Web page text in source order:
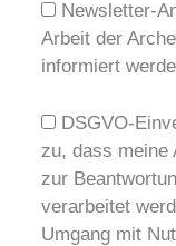
Newsletter-
Arbeit der
informiert
DSGVO-
zu, dass meine
zur
verarbeitet
Umgang mit